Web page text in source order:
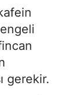
gerekir.